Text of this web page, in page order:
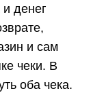
денег
и сам
чеки. В
оба чека.